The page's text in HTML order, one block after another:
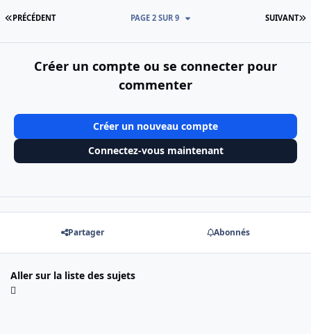
PREMIÈRE PAGE
PRÉCÉDENT SUIVANT
PAGE 2 SUR 9
Créer un compte ou se connecter pour
commenter
Créer un nouveau compte
Connectez-vous maintenant
Partager Abonnés
Aller sur la liste des sujets